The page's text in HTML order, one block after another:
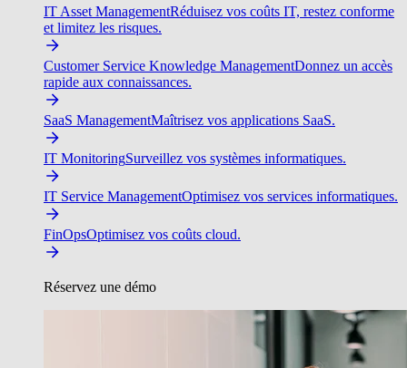
IT Asset ManagementRéduisez vos coûts IT, restez conforme
et limitez les risques.
Customer Service Knowledge ManagementDonnez un accès
rapide aux connaissances.
SaaS ManagementMaîtrisez vos applications SaaS.
IT MonitoringSurveillez vos systèmes informatiques.
IT Service ManagementOptimisez vos services informatiques.
FinOpsOptimisez vos coûts cloud.
Réservez une démo